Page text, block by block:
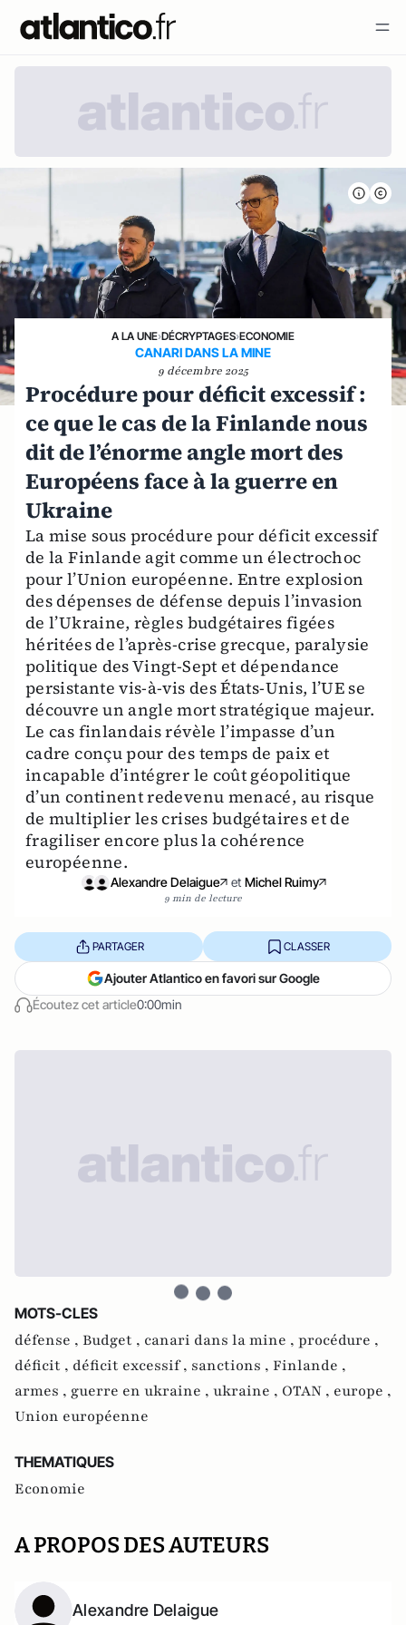
A LA UNE›DÉCRYPTAGES›ECONOMIE
CANARI DANS LA MINE
9 décembre 2025
Procédure pour déficit excessif :
ce que le cas de la Finlande nous
dit de l’énorme angle mort des
Européens face à la guerre en
Ukraine
La mise sous procédure pour déficit excessif
de la Finlande agit comme un électrochoc
pour l’Union européenne. Entre explosion
des dépenses de défense depuis l’invasion
de l’Ukraine, règles budgétaires figées
héritées de l’après-crise grecque, paralysie
politique des Vingt-Sept et dépendance
persistante vis-à-vis des États-Unis, l’UE se
découvre un angle mort stratégique majeur.
Le cas finlandais révèle l’impasse d’un
cadre conçu pour des temps de paix et
incapable d’intégrer le coût géopolitique
d’un continent redevenu menacé, au risque
de multiplier les crises budgétaires et de
fragiliser encore plus la cohérence
européenne.
Alexandre Delaigue et Michel Ruimy
9 min de lecture
Écoutez cet article0:00min
PARTAGER CLASSER
Ajouter Atlantico en favori sur Google
MOTS-CLES
défense , Budget , canari dans la mine , procédure ,
déficit , déficit excessif , sanctions , Finlande ,
armes , guerre en ukraine , ukraine , OTAN , europe ,
Union européenne
THEMATIQUES
Economie
A PROPOS DES AUTEURS
Alexandre Delaigue